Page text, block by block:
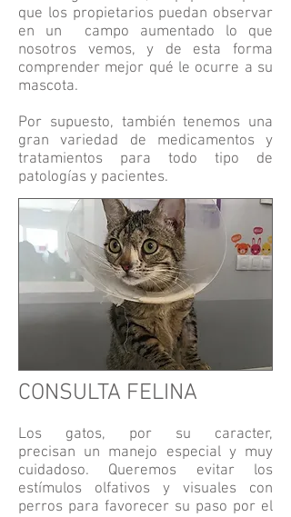
que los propietarios puedan observar
en un campo aumentado lo que
nosotros vemos, y de esta forma
comprender mejor qué le ocurre a su
mascota.
Por supuesto, también tenemos una
gran variedad de medicamentos y
tratamientos para todo tipo de
patologías y pacientes.
CONSULTA FELINA
Los gatos, por su caracter,
precisan un manejo especial y muy
cuidadoso. Queremos evitar los
estímulos olfativos y visuales con
perros para favorecer su paso por el